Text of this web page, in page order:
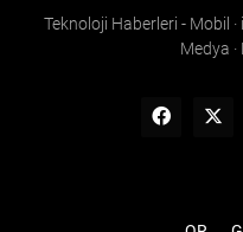
Teknoloji Haberleri - Mobil ·
Medya ·